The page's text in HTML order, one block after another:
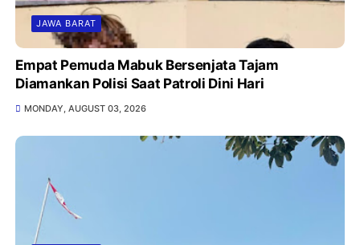
JAWA BARAT
Empat Pemuda Mabuk Bersenjata Tajam
Diamankan Polisi Saat Patroli Dini Hari
MONDAY, AUGUST 03, 2026